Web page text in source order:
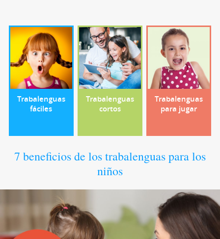
Trabalenguas
fáciles
Trabalenguas
cortos
Trabalenguas
para jugar
7 beneficios de los trabalenguas para los
niños